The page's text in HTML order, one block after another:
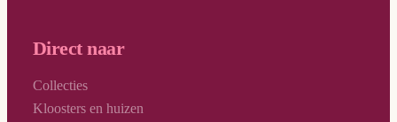
Direct naar
Collecties
Kloosters en huizen